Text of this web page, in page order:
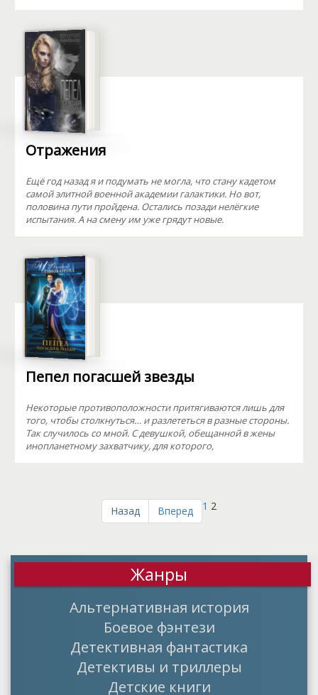
Отражения
Ещё год назад я и подумать не могла, что стану кадетом
самой элитной военной академии галактики. Но вот,
половина пути пройдена. Остались позади нелёгкие
испытания. А на смену им уже грядут новые.
Пепел погасшей звезды
Некоторые противоположности притягиваются лишь для
того, чтобы столкнуться… и разлететься в разные стороны.
Так случилось со мной. С девушкой, обещанной в жены
инопланетному захватчику, для которого,
Назад 1 2
Вперед
Жанры
Альтернативная история
Боевое фэнтези
Детективная фантастика
Детективы и триллеры
Детские книги